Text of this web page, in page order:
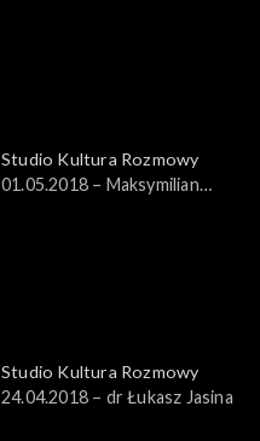
Studio Kultura Rozmowy
01.05.2018 – Maksymilian
Studio Kultura Rozmowy
24.04.2018 – dr Łukasz Jasina